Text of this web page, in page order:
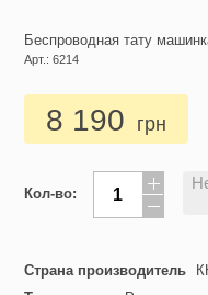
Беспроводная тату
Арт.: 6214
8 190 грн
Кол-во:
Страна производитель